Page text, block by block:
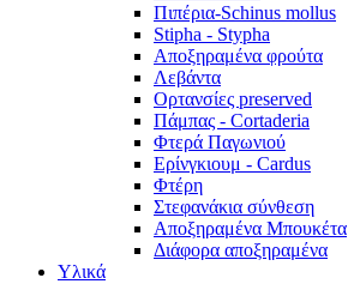
Πιπέρια-Schinus mollus
Stipha - Stypha
Αποξηραμένα φρούτα
Λεβάντα
Ορτανσίες preserved
Πάμπας - Cortaderia
Φτερά Παγωνιού
Ερίνγκιουμ - Cardus
Φτέρη
Στεφανάκια σύνθεση
Αποξηραμένα Μπουκέτα
Διάφορα αποξηραμένα
Υλικά